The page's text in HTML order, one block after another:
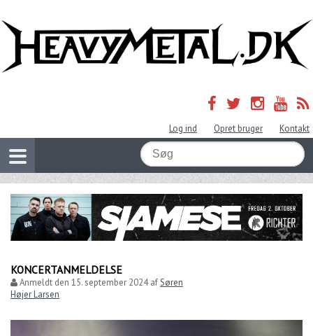
Log ind Opret bruger Kontakt
KONCERTANMELDELSE
Anmeldt den 15. september 2024afSøren
Højer Larsen